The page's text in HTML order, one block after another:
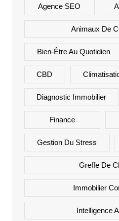
Agence SEO
Animaux De
Bien-Être Au Quotidien
CBD
Diagnostic Immobilier
Finance
Gestion Du Stress
Greffe De
Immobilier
Intelligence